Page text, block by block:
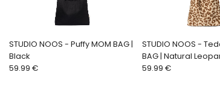
STUDIO NOOS - Puffy MOM BAG |
Black
59.99 €
STUDIO NOOS -
BAG | Natural
59.99 €